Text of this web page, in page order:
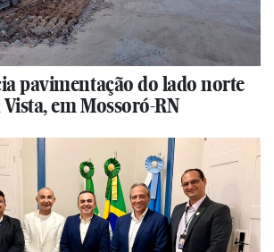
pavimentação do lado norte
em Mossoró-RN